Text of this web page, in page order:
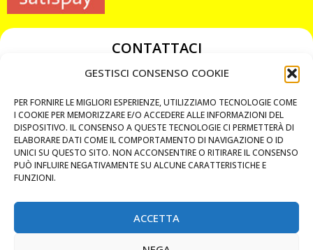
GESTISCI CONSENSO COOKIE
PER FORNIRE LE MIGLIORI ESPERIENZE, UTILIZZIAMO TECNOLOGIE COME
I COOKIE PER MEMORIZZARE E/O ACCEDERE ALLE INFORMAZIONI DEL
DISPOSITIVO. IL CONSENSO A QUESTE TECNOLOGIE CI PERMETTERÀ DI
ELABORARE DATI COME IL COMPORTAMENTO DI NAVIGAZIONE O ID
UNICI SU QUESTO SITO. NON ACCONSENTIRE O RITIRARE IL CONSENSO
PUÒ INFLUIRE NEGATIVAMENTE SU ALCUNE CARATTERISTICHE E
FUNZIONI.
ACCETTA
CONTATTACI
349 3863811
chiavicodificate@gmail.com
Privacy Policy
Cookie Policy
MAPS